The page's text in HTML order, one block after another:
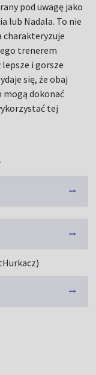
pod uwagę jako
lub Nadala. To nie
charakteryzuje
trenerem
i gorsze
się, że obaj
mogą dokonać
tej